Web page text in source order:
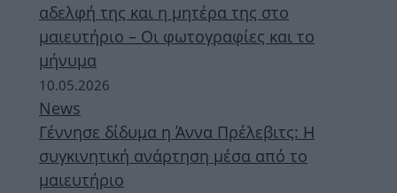
αδελφή της και η μητέρα της στο
μαιευτήριο – Οι φωτογραφίες και το
μήνυμα
10.05.2026
News
Γέννησε δίδυμα η Άννα Πρέλεβιτς: Η
συγκινητική ανάρτηση μέσα από το
μαιευτήριο